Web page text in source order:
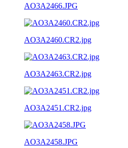
AO3A2466.JPG
AO3A2460.CR2.jpg
AO3A2463.CR2.jpg
AO3A2451.CR2.jpg
AO3A2458.JPG